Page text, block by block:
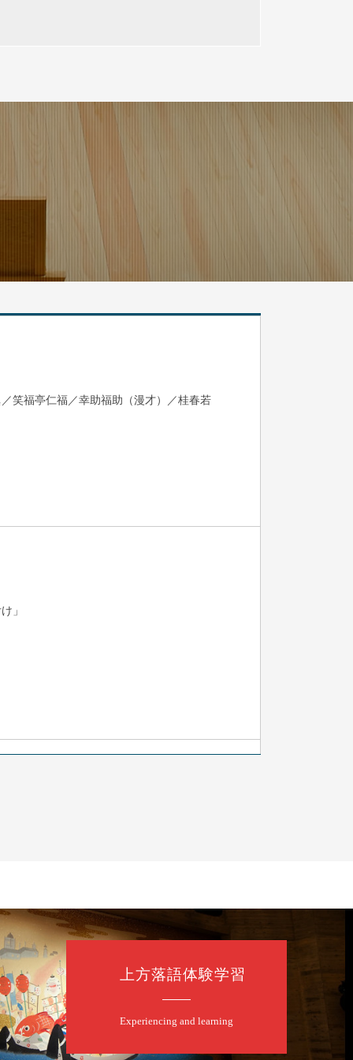
笑福亭仁福／幸助福助（漫才）／桂春若
」
眞／笑福亭仁福／幸助福助（漫才）／桂春若
上方落語体験学習
Experiencing and learning